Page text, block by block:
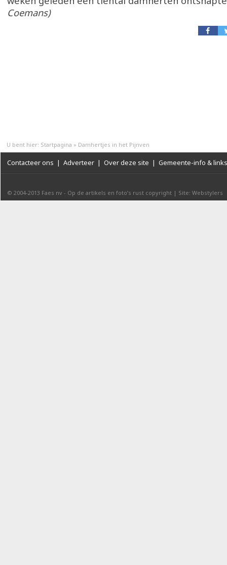
Coemans)
U bent hier: Startpagina » Damhertjes in het Pijnven
Contacteer ons | Adverteer | Over deze site | Gemeente-info & links
© 2004-2013 Faes nv - Op de artikels en foto’s rust copyright | Site: Webstylers